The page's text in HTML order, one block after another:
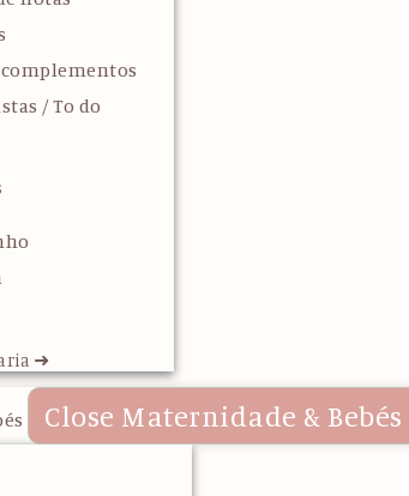
/ To do
➜
Close Maternidade & Bebés